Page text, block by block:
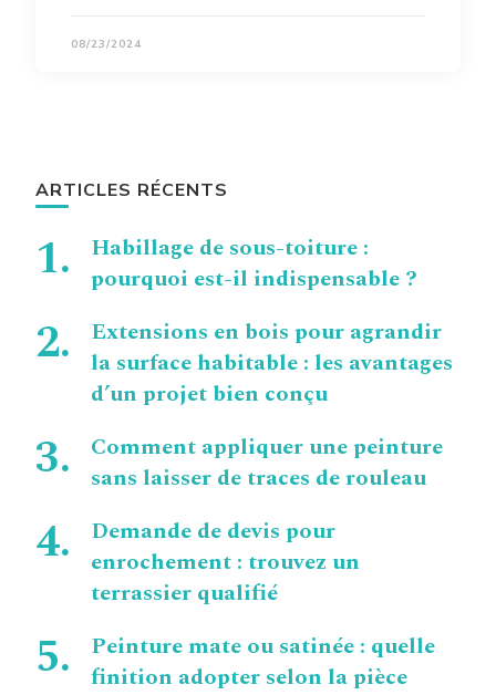
08/23/2024
ARTICLES RÉCENTS
Habillage de sous-toiture :
pourquoi est-il indispensable ?
Extensions en bois pour agrandir
la surface habitable : les avantages
d’un projet bien conçu
Comment appliquer une peinture
sans laisser de traces de rouleau
Demande de devis pour
enrochement : trouvez un
terrassier qualifié
Peinture mate ou satinée : quelle
finition adopter selon la pièce